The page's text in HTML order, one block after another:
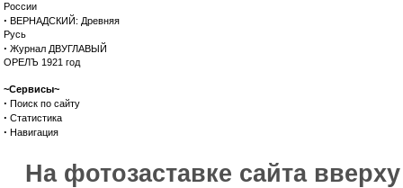
России
· ВЕРНАДСКИЙ: Древняя
Русь
· Журнал ДВУГЛАВЫЙ
ОРЕЛЪ 1921 год
~Сервисы~
· Поиск по сайту
· Статистика
· Навигация
На фотозаставке сайта